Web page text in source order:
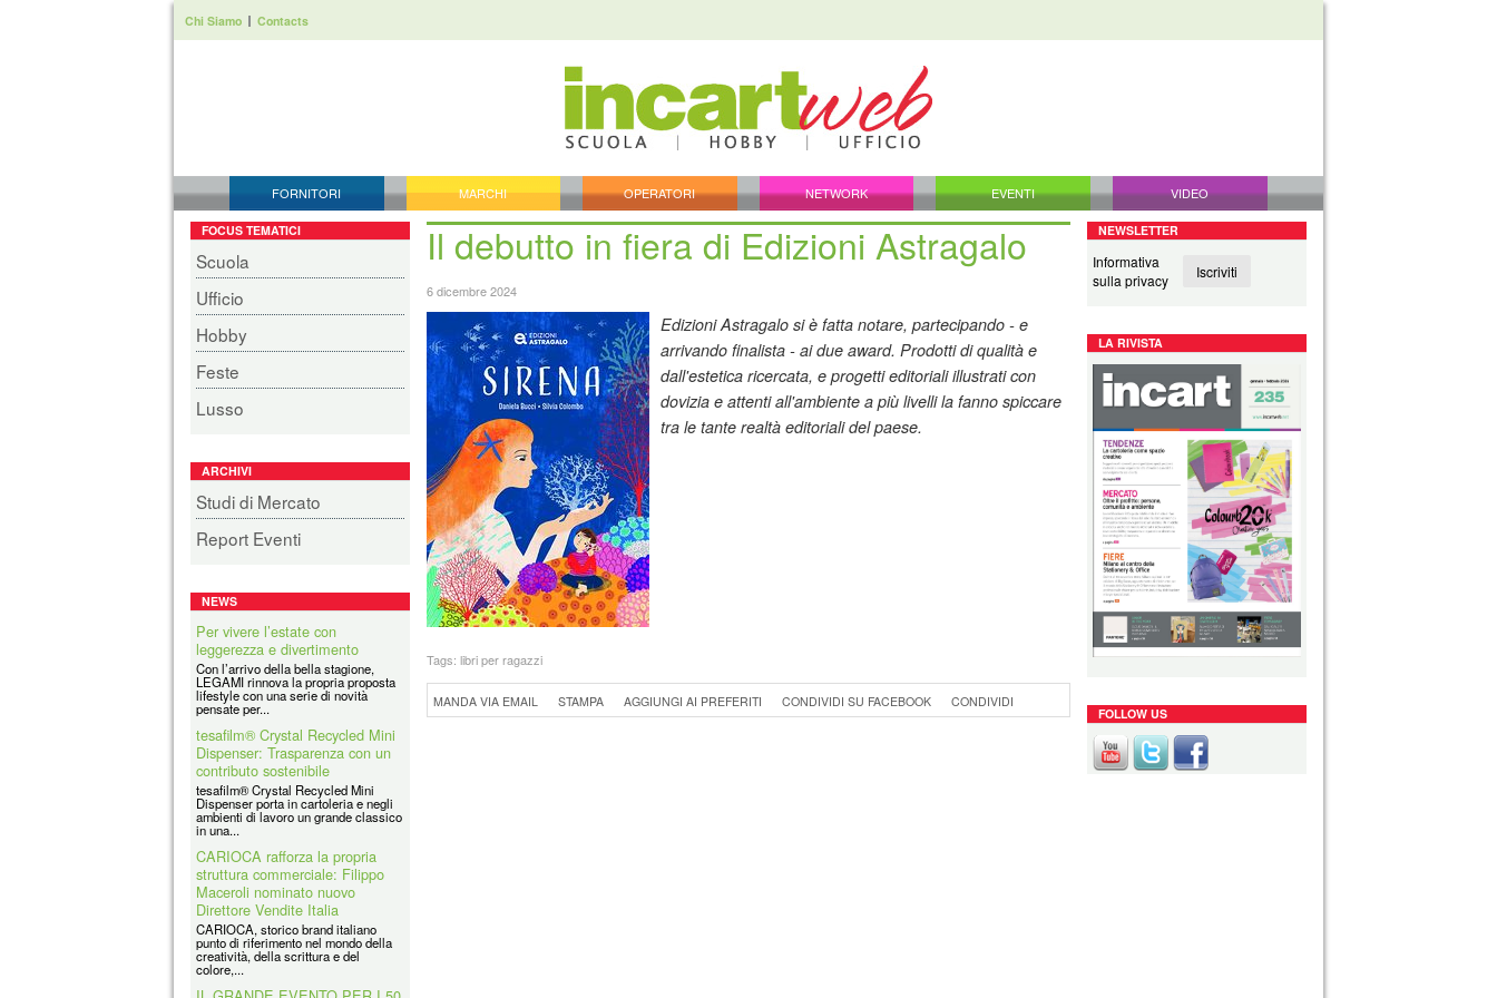
Chi Siamo Contacts
FORNITORI MARCHI OPERATORI NETWORK EVENTI VIDEO
Il debutto in fiera di Edizioni Astragalo
6 dicembre 2024
Edizioni Astragalo si è fatta notare, partecipando - e
arrivando finalista - ai due award. Prodotti di qualità e
dall'estetica ricercata, e progetti editoriali illustrati con
dovizia e attenti all'ambiente a più livelli la fanno spiccare
tra le tante realtà editoriali del paese.
Tags: libri per ragazzi
MANDA VIA EMAIL STAMPA AGGIUNGI AI PREFERITI CONDIVIDI SU FACEBOOK CONDIVIDI
FOCUS TEMATICI
Scuola
Ufficio
Hobby
Feste
Lusso
ARCHIVI
Studi di Mercato
Report Eventi
NEWS
Per vivere l’estate con
leggerezza e divertimento
Con l’arrivo della bella stagione,
LEGAMI rinnova la propria proposta
lifestyle con una serie di novità
pensate per...
tesafilm® Crystal Recycled Mini
Dispenser: Trasparenza con un
contributo sostenibile
tesafilm® Crystal Recycled Mini
Dispenser porta in cartoleria e negli
ambienti di lavoro un grande classico
in una...
CARIOCA rafforza la propria
struttura commerciale: Filippo
Maceroli nominato nuovo
Direttore Vendite Italia
CARIOCA, storico brand italiano
punto di riferimento nel mondo della
creatività, della scrittura e del
colore,...
NEWSLETTER
Informativa
sulla privacy
Iscriviti
LA RIVISTA
FOLLOW US